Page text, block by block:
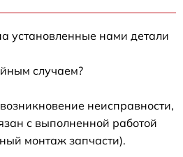
установленные нами детали
случаем?
неисправности,
с выполненной работой
монтаж запчасти).